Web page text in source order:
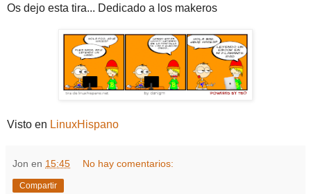
Os dejo esta tira... Dedicado a los makeros
Visto en LinuxHispano
Jon en 15:45 No hay comentarios:
Compartir